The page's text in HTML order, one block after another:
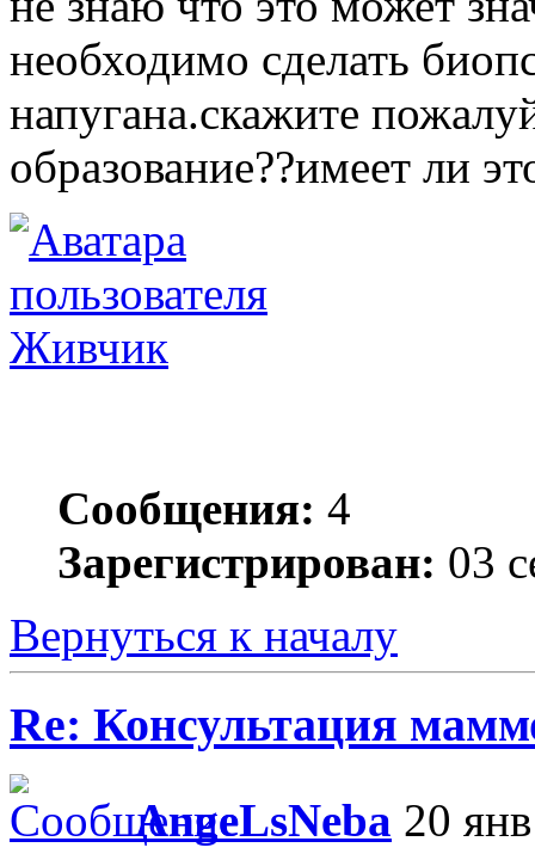
необходимо сделать
напугана.скажите
образование??имеет ли
Живчик
Сообщения: 4
Зарегистрирован: 03
Вернуться к началу
Re: Консультация
AngeLsNeba 20